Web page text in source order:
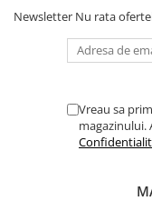
Newsletter Nu rata
Vreau sa
magazinului.